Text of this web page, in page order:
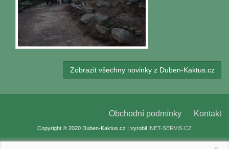
Zobrazit všechny novinky z Duben-Kaktus.cz
Obchodní podmínky Kontakt
Copyright © 2020 Duben-Kaktus.cz | vyrobil INET-SERVIS.CZ